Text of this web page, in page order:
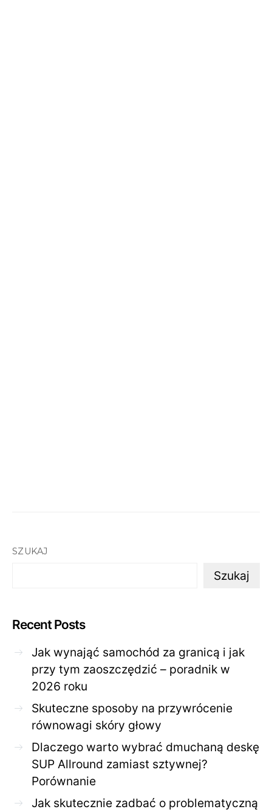
SZUKAJ
Szukaj
Recent Posts
Jak wynająć samochód za granicą i jak
przy tym zaoszczędzić – poradnik w
2026 roku
Skuteczne sposoby na przywrócenie
równowagi skóry głowy
Dlaczego warto wybrać dmuchaną deskę
SUP Allround zamiast sztywnej?
Porównanie
Jak skutecznie zadbać o problematyczną